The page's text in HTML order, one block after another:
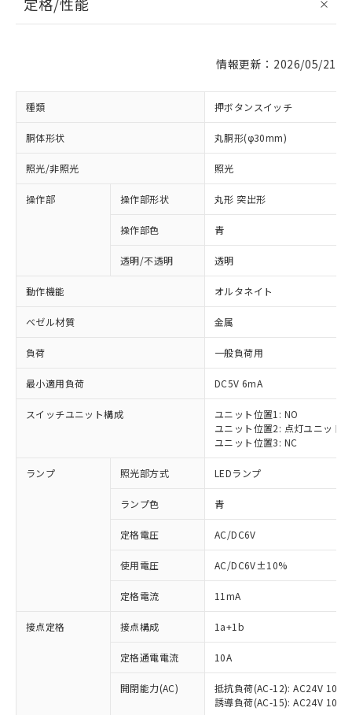
情報更新：2026/05/21
種類 押ボタンスイッチ
胴体形状 丸胴形(φ30mm)
照光/非照光 照光
操作部 操作部形状 丸形 突出形
操作部色 青
透明/不透明 透明
動作機能 オルタネイト
ベゼル材質 金属
負荷 一般負荷用
最小適用負荷 DC5V 6mA
スイッチユニット構成
ユニット位置1: NO
ユニット位置2: 点灯ユニット
ユニット位置3: NC
ランプ 照光部方式 LEDランプ
ランプ色 青
定格電圧 AC/DC6V
使用電圧 AC/DC6V±10%
定格電流 11mA
接点定格 接点構成 1a+1b
定格通電電流 10A
開閉能力(AC)
抵抗負荷(AC-12): AC24V 10A/
誘導負荷(AC-15): AC24V
ご利用条件
ご利用ください。
非含有に対応した製品が提供可能な商品で
有に対応した製品に切り替える予定のある
対応予定なし：EU RoHS指令（10物質）の
非含有に非対応の商品で、対応品を出す予
定はありません。
調査・確認中：EU RoHS指令（10物質）の